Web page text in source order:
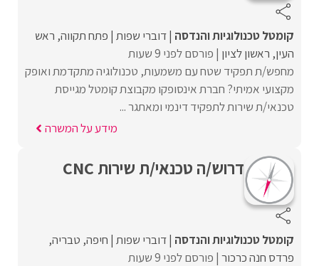
קומטל טכנולוגיות והנדסה דוברי שפות פתח תקווה ראש
העין ראשון לציון פורסם לפני 9 שעות
מחפש/ת תפקיד שטח עם משמעות, טכנולוגיה מתקדמת ואופק
מקצועי אמיתי? חברת אינסופקו מקבוצת קומטל מגייסת
טכנאי/ת שירות לתפקיד דינמי ומאתגר ...
מידע על המשרה
דרוש/ה טכנאי/ת שירות CNC
קומטל טכנולוגיות והנדסה דוברי שפות חיפה טבריה
פרדס חנה כרכור פורסם לפני 9 שעות